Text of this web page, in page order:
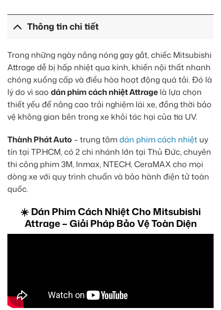
Thông tin chi tiết
Trong những ngày nắng nóng gay gắt, chiếc Mitsubishi
Attrage dễ bị hấp nhiệt qua kính, khiến nội thất nhanh
chóng xuống cấp và điều hòa hoạt động quá tải. Đó là
lý do vì sao dán phim cách nhiệt Attrage là lựa chọn
thiết yếu để nâng cao trải nghiệm lái xe, đồng thời bảo
vệ không gian bên trong xe khỏi tác hại của tia UV.
Thành Phát Auto – trung tâmdán phim cách nhiệt uy
tín tại TP.HCM, có 2 chi nhánh lớn tại Thủ Đức, chuyên
thi công phim 3M, Inmax, NTECH, CeraMAX cho mọi
dòng xe với quy trình chuẩn và bảo hành điện tử toàn
quốc.
☀️ Dán Phim Cách Nhiệt Cho Mitsubishi
Attrage – Giải Pháp Bảo Vệ Toàn Diện